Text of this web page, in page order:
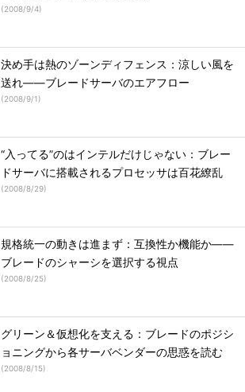
(2008/9/4)
決め手は熱のゾーンディフェンス：涼しい風を
送れ――ブレードサーバのエアフロー
(2008/9/1)
“入ってる”のはインテルだけじゃない：ブレー
ドサーバに搭載されるプロセッサは百花繚乱
(2008/8/29)
規格統一の動きは進まず：互換性か機能か――
ブレードのシャーシを選択する視点
(2008/8/25)
グリーン＆仮想化を支える：ブレードのポジシ
ョニングから各サーバベンダーの思惑を読む
(2008/8/15)